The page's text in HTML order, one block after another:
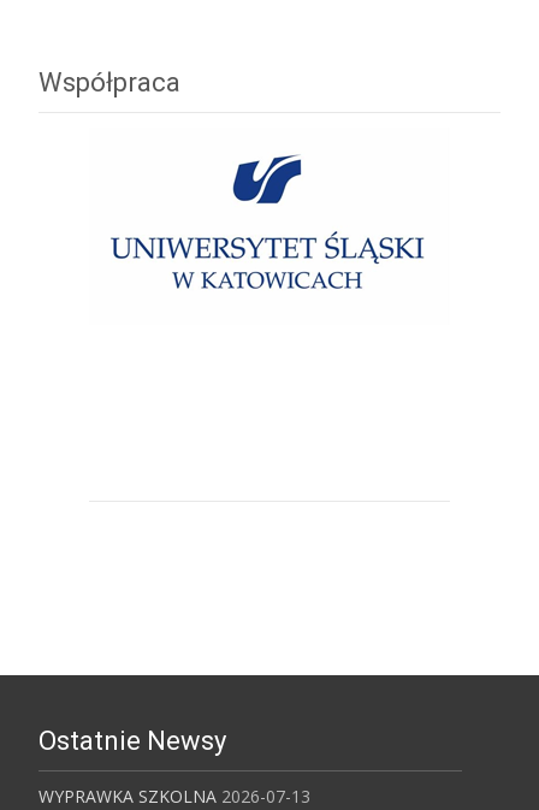
Współpraca
Ostatnie Newsy
WYPRAWKA SZKOLNA 2026-07-13